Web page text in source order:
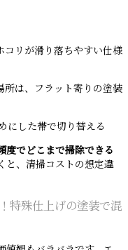
コリが滑り落ちやすい仕様
所は、フラット寄りの塗装
にした帯で切り替える
度でどこまで掃除できる
と、清掃コストの想定違
特殊仕上げの塗装で混